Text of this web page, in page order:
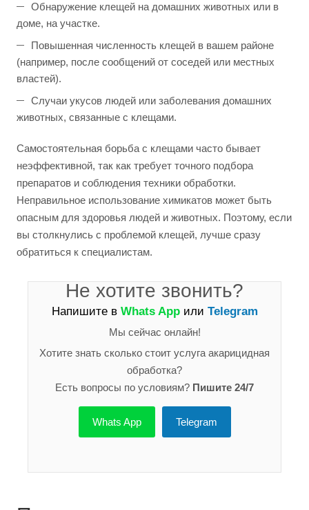
Обнаружение клещей на домашних животных или в
доме, на участке.
Повышенная численность клещей в вашем районе
(например, после сообщений от соседей или местных
властей).
Случаи укусов людей или заболевания домашних
животных, связанные с клещами.
Самостоятельная борьба с клещами часто бывает
неэффективной, так как требует точного подбора
препаратов и соблюдения техники обработки.
Неправильное использование химикатов может быть
опасным для здоровья людей и животных. Поэтому, если
вы столкнулись с проблемой клещей, лучше сразу
обратиться к специалистам.
Не хотите звонить?
Напишите в Whats Appили Telegram
Мы сейчас онлайн!
Хотите знать сколько стоит услуга акарицидная
обработка?
Есть вопросы по условиям? Пишите 24/7
Whats App Telegram